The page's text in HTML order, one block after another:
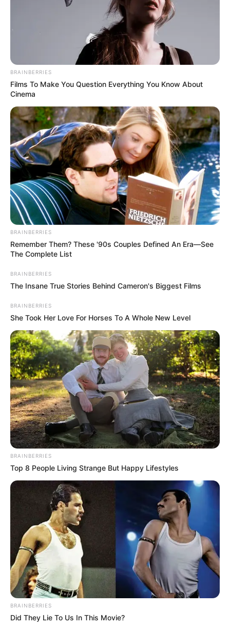
BRAINBERRIES
Films To Make You Question Everything You Know About
Cinema
BRAINBERRIES
Remember Them? These '90s Couples Defined An Era—See
The Complete List
BRAINBERRIES
The Insane True Stories Behind Cameron's Biggest Films
BRAINBERRIES
She Took Her Love For Horses To A Whole New Level
BRAINBERRIES
Top 8 People Living Strange But Happy Lifestyles
BRAINBERRIES
Did They Lie To Us In This Movie?